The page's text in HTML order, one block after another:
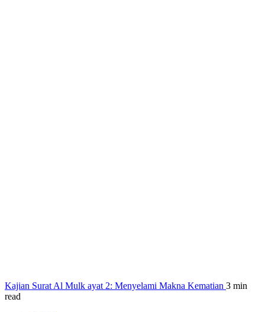
Kajian Surat Al Mulk ayat 2: Menyelami Makna Kematian 3 min
read